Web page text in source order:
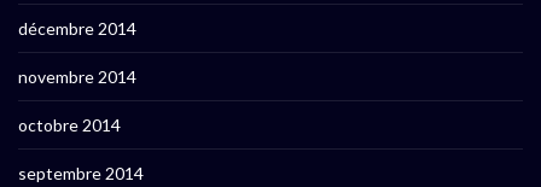
décembre 2014
novembre 2014
octobre 2014
septembre 2014